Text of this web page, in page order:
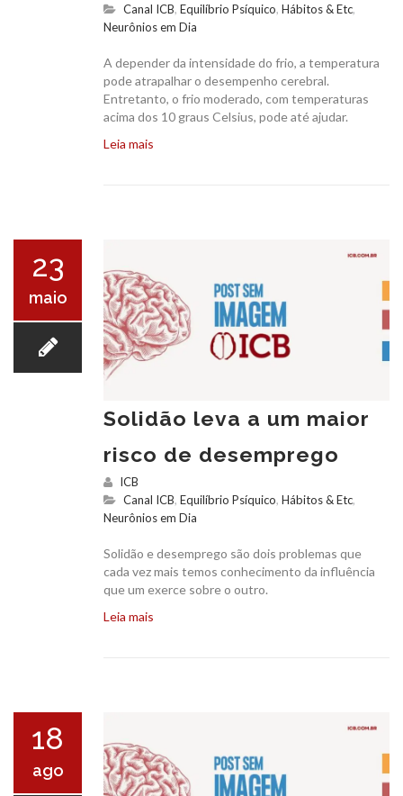
Canal ICB, Equilíbrio Psíquico, Hábitos & Etc,
Neurônios em Dia
A depender da intensidade do frio, a temperatura
pode atrapalhar o desempenho cerebral.
Entretanto, o frio moderado, com temperaturas
acima dos 10 graus Celsius, pode até ajudar.
Leia mais
23
maio
Solidão leva a um maior
risco de desemprego
ICB
Canal ICB, Equilíbrio Psíquico, Hábitos & Etc,
Neurônios em Dia
Solidão e desemprego são dois problemas que
cada vez mais temos conhecimento da influência
que um exerce sobre o outro.
Leia mais
18
ago